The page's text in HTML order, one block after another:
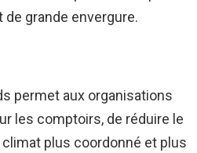
grande envergure.
permet aux organisations
les comptoirs, de réduire le
plus coordonné et plus